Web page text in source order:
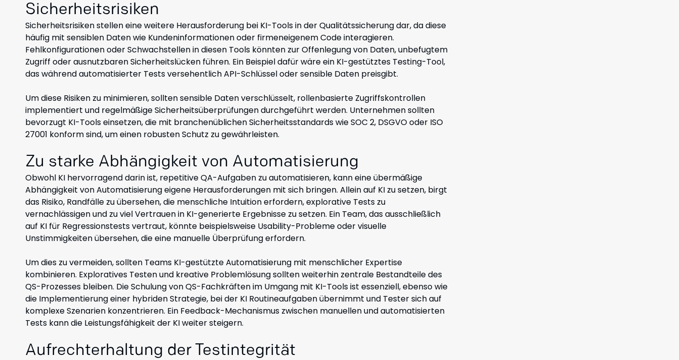
Sicherheitsrisiken
Sicherheitsrisiken stellen eine weitere Herausforderung bei KI-Tools in der Qualitätssicherung dar, da diese
häufig mit sensiblen Daten wie Kundeninformationen oder firmeneigenem Code interagieren.
Fehlkonfigurationen oder Schwachstellen in diesen Tools könnten zur Offenlegung von Daten, unbefugtem
Zugriff oder ausnutzbaren Sicherheitslücken führen. Ein Beispiel dafür wäre ein KI-gestütztes Testing-Tool,
das während automatisierter Tests versehentlich API-Schlüssel oder sensible Daten preisgibt.
Um diese Risiken zu minimieren, sollten sensible Daten verschlüsselt, rollenbasierte Zugriffskontrollen
implementiert und regelmäßige Sicherheitsüberprüfungen durchgeführt werden. Unternehmen sollten
bevorzugt KI-Tools einsetzen, die mit branchenüblichen Sicherheitsstandards wie SOC 2, DSGVO oder ISO
27001 konform sind, um einen robusten Schutz zu gewährleisten.
Zu starke Abhängigkeit von Automatisierung
Obwohl KI hervorragend darin ist, repetitive QA-Aufgaben zu automatisieren, kann eine übermäßige
Abhängigkeit von Automatisierung eigene Herausforderungen mit sich bringen. Allein auf KI zu setzen, birgt
das Risiko, Randfälle zu übersehen, die menschliche Intuition erfordern, explorative Tests zu
vernachlässigen und zu viel Vertrauen in KI-generierte Ergebnisse zu setzen. Ein Team, das ausschließlich
auf KI für Regressionstests vertraut, könnte beispielsweise Usability-Probleme oder visuelle
Unstimmigkeiten übersehen, die eine manuelle Überprüfung erfordern.
Um dies zu vermeiden, sollten Teams KI-gestützte Automatisierung mit menschlicher Expertise
kombinieren. Exploratives Testen und kreative Problemlösung sollten weiterhin zentrale Bestandteile des
QS-Prozesses bleiben. Die Schulung von QS-Fachkräften im Umgang mit KI-Tools ist essenziell, ebenso wie
die Implementierung einer hybriden Strategie, bei der KI Routineaufgaben übernimmt und Tester sich auf
komplexe Szenarien konzentrieren. Ein Feedback-Mechanismus zwischen manuellen und automatisierten
Tests kann die Leistungsfähigkeit der KI weiter steigern.
Aufrechterhaltung der Testintegrität